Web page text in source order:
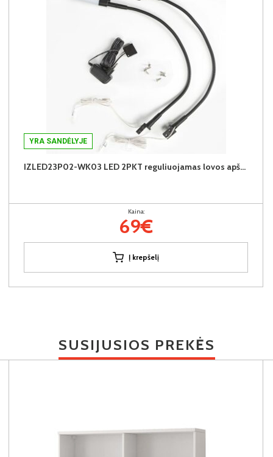
YRA SANDĖLYJE
IZLED23P02-WK03 LED 2PKT reguliuojamas lovos apšvietimas (juodas) (2 vnt.)
Kaina:
69€
Į krepšelį
SUSIJUSIOS PREKĖS